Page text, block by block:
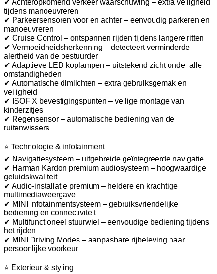
✔ Achteropkomend verkeer waarschuwing – extra veiligheid
tijdens manoeuvreren
✔ Parkeersensoren voor en achter – eenvoudig parkeren en
manoeuvreren
✔ Cruise Control – ontspannen rijden tijdens langere ritten
✔ Vermoeidheidsherkenning – detecteert verminderde
alertheid van de bestuurder
✔ Adaptieve LED koplampen – uitstekend zicht onder alle
omstandigheden
✔ Automatische dimlichten – extra gebruiksgemak en
veiligheid
✔ ISOFIX bevestigingspunten – veilige montage van
kinderzitjes
✔ Regensensor – automatische bediening van de
ruitenwissers
⭐ Technologie & infotainment
✔ Navigatiesysteem – uitgebreide geïntegreerde navigatie
✔ Harman Kardon premium audiosysteem – hoogwaardige
geluidskwaliteit
✔ Audio-installatie premium – heldere en krachtige
multimediaweergave
✔ MINI infotainmentsysteem – gebruiksvriendelijke
bediening en connectiviteit
✔ Multifunctioneel stuurwiel – eenvoudige bediening tijdens
het rijden
✔ MINI Driving Modes – aanpasbare rijbeleving naar
persoonlijke voorkeur
⭐ Exterieur & styling